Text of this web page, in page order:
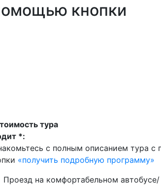
кнопки
тура
*:
с полным описанием тура
«получить подробную программу»
Проезд на комфортабельном автобусе/